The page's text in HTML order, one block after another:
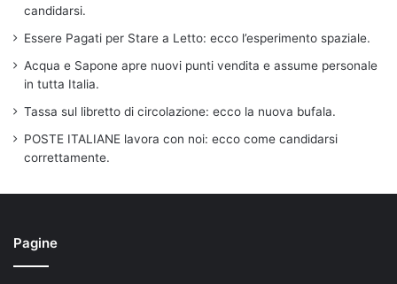
candidarsi.
Essere Pagati per Stare a Letto: ecco l’esperimento spaziale.
Acqua e Sapone apre nuovi punti vendita e assume personale
in tutta Italia.
Tassa sul libretto di circolazione: ecco la nuova bufala.
POSTE ITALIANE lavora con noi: ecco come candidarsi
correttamente.
Pagine